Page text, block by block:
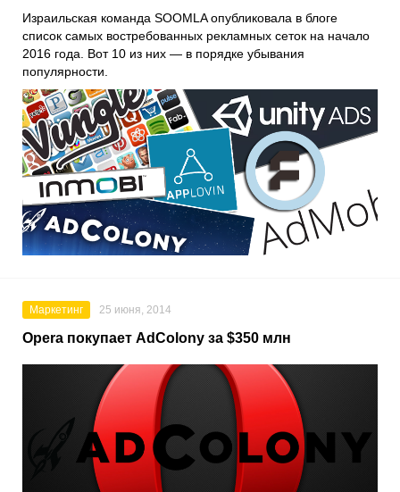
Израильская команда SOOMLA опубликовала в блоге
список самых востребованных рекламных сеток на начало
2016 года. Вот 10 из них — в порядке убывания
популярности.
Маркетинг 25 июня, 2014
Opera покупает AdColony за $350 млн